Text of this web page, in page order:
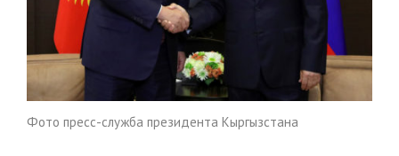
Фото пресс-служба президента Кыргызстана